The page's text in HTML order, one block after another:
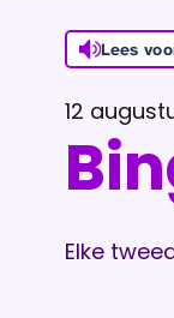
Lees
12
Elke